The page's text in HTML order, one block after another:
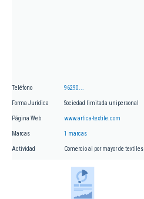
Teléfono 96290...
Forma Jurídica Sociedad limitada unipersonal
Página Web www.artica-textile.com
Marcas 1 marcas
Actividad Comercio al por mayor de textiles